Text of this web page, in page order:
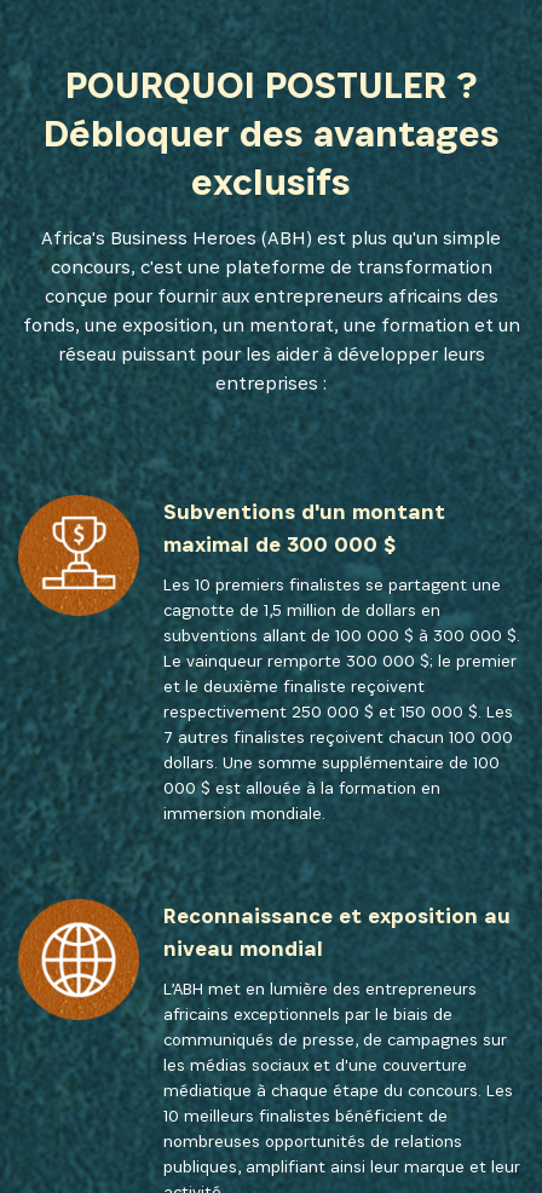
POURQUOI POSTULER ?
Débloquer des avantages
exclusifs
Africa's Business Heroes (ABH) est plus qu'un simple
concours, c'est une plateforme de transformation
conçue pour fournir aux entrepreneurs africains des
fonds, une exposition, un mentorat, une formation et un
réseau puissant pour les aider à développer leurs
entreprises :
Subventions d'un montant
maximal de 300 000 $
Les 10 premiers finalistes se partagent une
cagnotte de 1,5 million de dollars en
subventions allant de 100 000 $ à 300 000 $.
Le vainqueur remporte 300 000 $; le premier
et le deuxième finaliste reçoivent
respectivement 250 000 $ et 150 000 $. Les
7 autres finalistes reçoivent chacun 100 000
dollars. Une somme supplémentaire de 100
000 $ est allouée à la formation en
immersion mondiale.
Reconnaissance et exposition au
niveau mondial
L’ABH met en lumière des entrepreneurs
africains exceptionnels par le biais de
communiqués de presse, de campagnes sur
les médias sociaux et d'une couverture
médiatique à chaque étape du concours. Les
10 meilleurs finalistes bénéficient de
nombreuses opportunités de relations
publiques, amplifiant ainsi leur marque et leur